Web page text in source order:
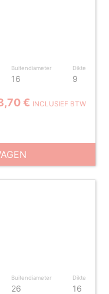
Buitendiameter
16
Dikte
9
€ INCLUSIEF BTW
Buitendiameter
26
Dikte
16